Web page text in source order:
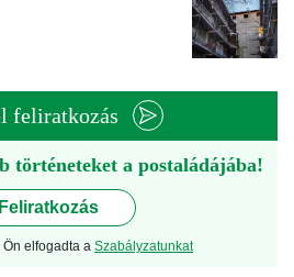
feliratkozás
történeteket a postaládájába!
Feliratkozás
elfogadta a Szabályzatunkat